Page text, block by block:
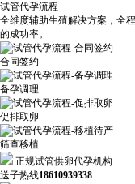
试管代孕流程
全维度辅助生殖解决方案，全
的成功率。
合同签约
备孕调理
促排取卵
筛查移植
正规试管供卵代孕机构
送子热线18610939338